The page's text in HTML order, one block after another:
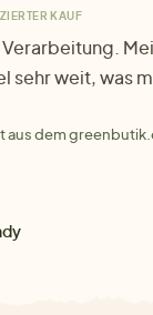
KAUF
sehr weit, was
aus dem